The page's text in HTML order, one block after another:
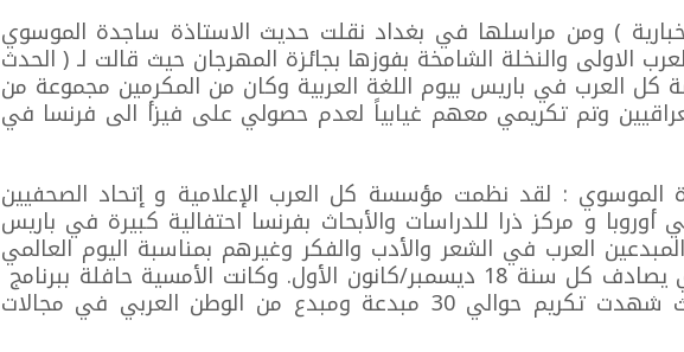
) ومن مراسلها في بغداد نقلت حديث الاستاذة ساجدة الموسوي
الاولى والنخلة الشامخة بفوزها بجائزة المهرجان حيث قالت لـ ( الحدث
العرب في باريس بيوم اللغة العربية وكان من المكرمين مجموعة من
وتم تكريمي معهم غيابياً لعدم حصولي على فيزأ الى فرنسا في
الموسوي : لقد نظمت مؤسسة كل العرب الإعلامية و إتحاد الصحفيين
أوروبا و مركز ذرا للدراسات والأبحاث بفرنسا احتفالية كبيرة في باريس
العرب في الشعر والأدب والفكر وغيرهم بمناسبة اليوم العالمي
للغة العربية الذي يصادف كل سنة 18 ديسمبر/كانون الأول. وكانت الأمسية حافلة ببرنامج
ثري ومتنوع، حيث شهدت تكريم حوالي 30 مبدعة ومبدع من الوطن العربي في مجالات